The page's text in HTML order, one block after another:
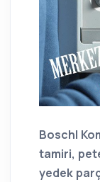
Boschl
tamiri,
yedek